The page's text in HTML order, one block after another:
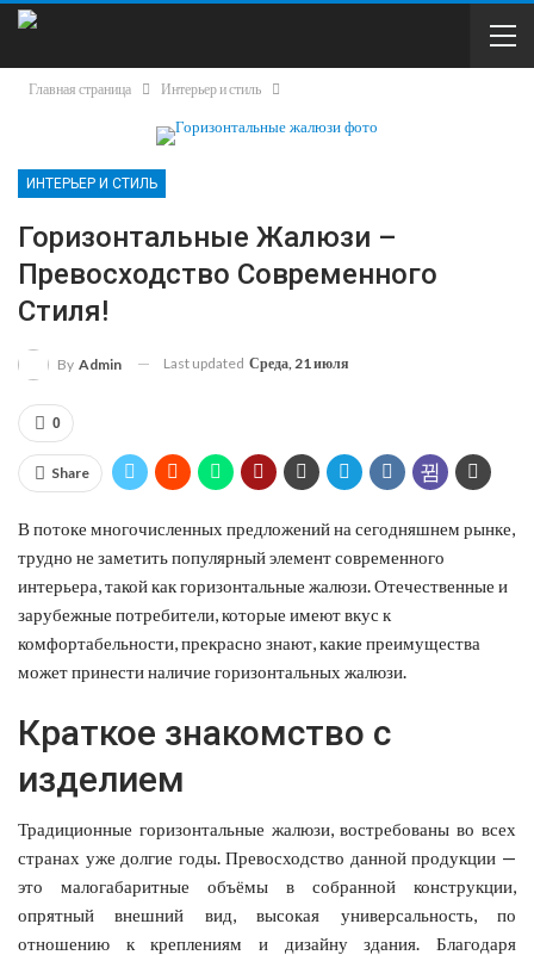
Главная страница Интерьер и стиль
ИНТЕРЬЕР И СТИЛЬ
Горизонтальные Жалюзи –
Превосходство Современного
Стиля!
By Admin Last updated Среда, 21 июля
0
Share
В потоке многочисленных предложений на сегодняшнем рынке,
трудно не заметить популярный элемент современного
интерьера, такой как горизонтальные жалюзи. Отечественные и
зарубежные потребители, которые имеют вкус к
комфортабельности, прекрасно знают, какие преимущества
может принести наличие горизонтальных жалюзи.
Краткое знакомство с
изделием
Традиционные горизонтальные жалюзи, востребованы во всех
странах уже долгие годы. Превосходство данной продукции —
это малогабаритные объёмы в собранной конструкции,
опрятный внешний вид, высокая универсальность, по
отношению к креплениям и дизайну здания. Благодаря